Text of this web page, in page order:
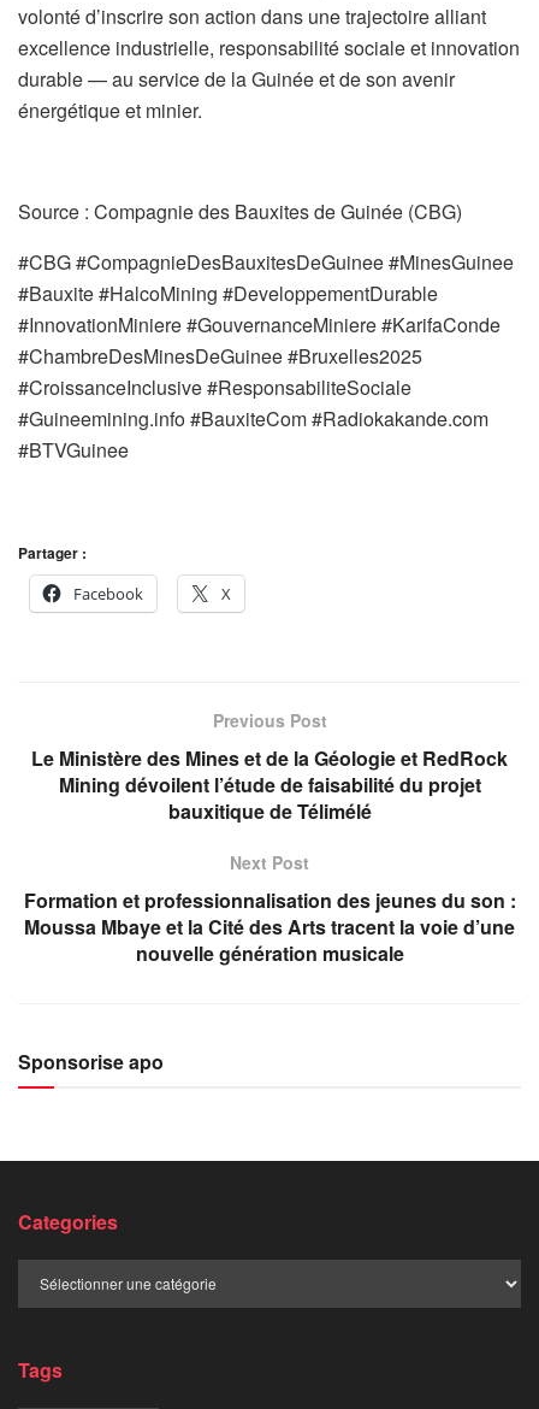
volonté d’inscrire son action dans une trajectoire alliant
excellence industrielle, responsabilité sociale et innovation
durable — au service de la Guinée et de son avenir
énergétique et minier.
Source : Compagnie des Bauxites de Guinée (CBG)
#CBG #CompagnieDesBauxitesDeGuinee #MinesGuinee
#Bauxite #HalcoMining #DeveloppementDurable
#InnovationMiniere #GouvernanceMiniere #KarifaConde
#ChambreDesMinesDeGuinee #Bruxelles2025
#CroissanceInclusive #ResponsabiliteSociale
#Guineemining.info #BauxiteCom #Radiokakande.com
#BTVGuinee
Partager :
Facebook
X
Previous Post
Le Ministère des Mines et de la Géologie et RedRock
Mining dévoilent l’étude de faisabilité du projet
bauxitique de Télimélé
Next Post
Formation et professionnalisation des jeunes du son :
Moussa Mbaye et la Cité des Arts tracent la voie d’une
nouvelle génération musicale
Sponsorise apo
Categories
Tags